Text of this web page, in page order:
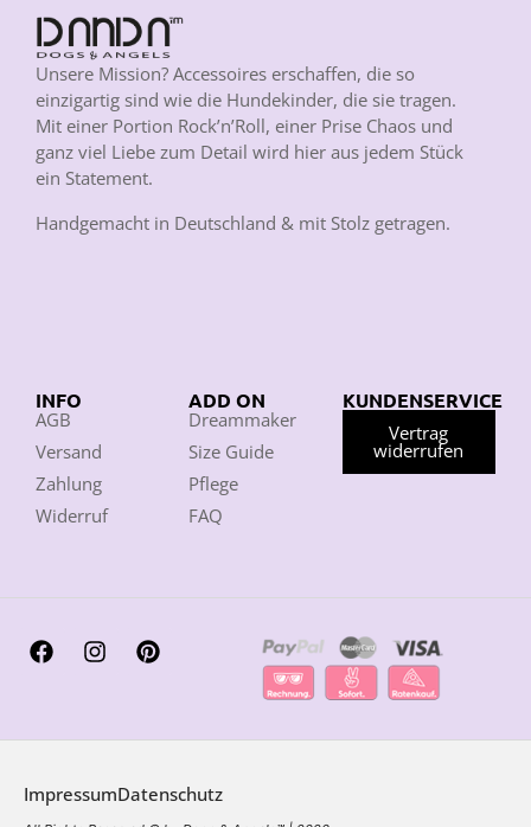
Unsere Mission? Accessoires erschaffen, die so
einzigartig sind wie die Hundekinder, die sie tragen.
Mit einer Portion Rock’n’Roll, einer Prise Chaos und
ganz viel Liebe zum Detail wird hier aus jedem Stück
ein Statement.
Handgemacht in Deutschland & mit Stolz getragen.
INFO
AGB
Versand
Zahlung
Widerruf
ADD ON
Dreammaker
Size Guide
Pflege
FAQ
KUNDENSERVICE
Vertrag
widerrufen
ImpressumDatenschutz